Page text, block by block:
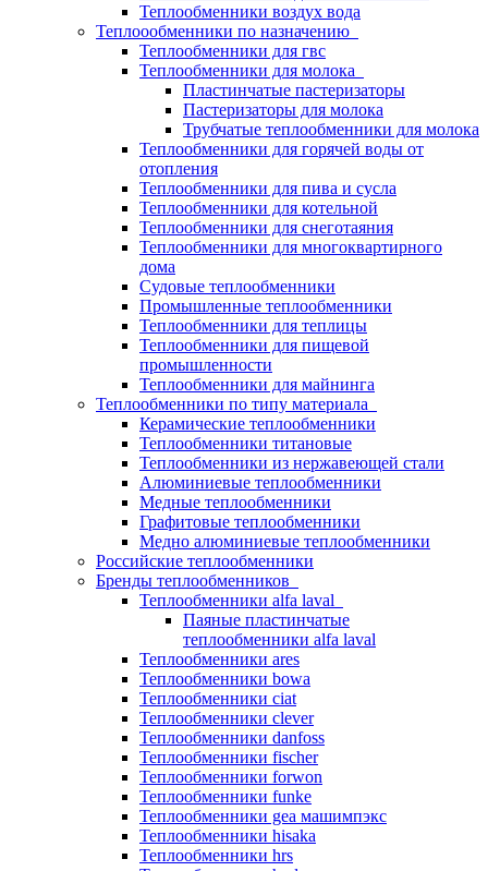
Теплообменники воздух вода
Теплоообменники по назначению
Теплообменники для гвс
Теплообменники для молока
Пластинчатые пастеризаторы
Пастеризаторы для молока
Трубчатые теплообменники для молока
Теплообменники для горячей воды от
отопления
Теплообменники для пива и сусла
Теплообменники для котельной
Теплообменники для снеготаяния
Теплообменники для многоквартирного
дома
Судовые теплообменники
Промышленные теплообменники
Теплообменники для теплицы
Теплообменники для пищевой
промышленности
Теплообменники для майнинга
Теплообменники по типу материала
Керамические теплообменники
Теплообменники титановые
Теплообменники из нержавеющей стали
Алюминиевые теплообменники
Медные теплообменники
Графитовые теплообменники
Медно алюминиевые теплообменники
Российские теплообменники
Бренды теплообменников
Теплообменники alfa laval
Паяные пластинчатые
теплообменники alfa laval
Теплообменники ares
Теплообменники bowa
Теплообменники ciat
Теплообменники clever
Теплообменники danfoss
Теплообменники fischer
Теплообменники forwon
Теплообменники funke
Теплообменники gea машимпэкс
Теплообменники hisaka
Теплообменники hrs